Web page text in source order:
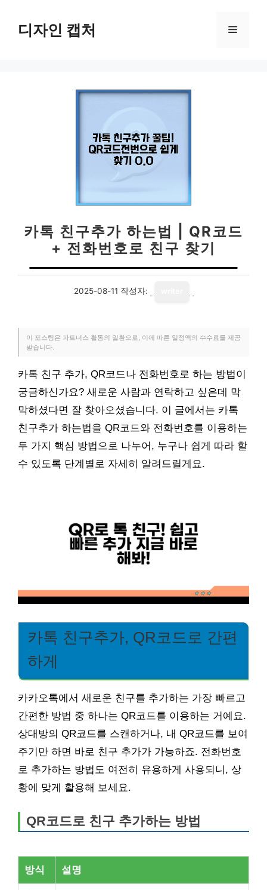
디자인 캡처 메
카톡 친구추가 하는법 | QR코드
+ 전화번호로 친구 찾기
2025-08-11 작성자:
이 포스팅은 파트너스 활동의 일환으로, 이에 따른 일정액의 수수료를 제공
받습니다.
카톡 친구 추가, QR코드나 전화번호로 하는 방법이
궁금하신가요? 새로운 사람과 연락하고 싶은데 막
막하셨다면 잘 찾아오셨습니다. 이 글에서는 카톡
친구추가 하는법을 QR코드와 전화번호를 이용하는
두 가지 핵심 방법으로 나누어, 누구나 쉽게 따라 할
수 있도록 단계별로 자세히 알려드릴게요.
카톡 친구추가, QR코드로 간편
하게
카카오톡에서 새로운 친구를 추가하는 가장 빠르고
간편한 방법 중 하나는 QR코드를 이용하는 거예요.
상대방의 QR코드를 스캔하거나, 내 QR코드를 보여
주기만 하면 바로 친구 추가가 가능하죠. 전화번호
로 추가하는 방법도 여전히 유용하게 사용되니, 상
황에 맞게 활용해 보세요.
QR코드로 친구 추가하는 방법
방식 설명